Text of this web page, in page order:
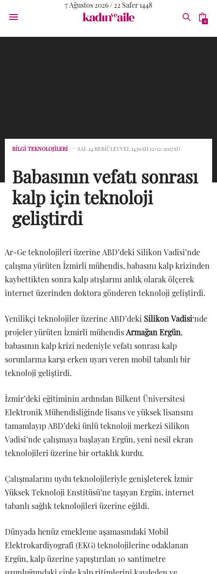
7 Ağustos 2026 / 22 Safer 1448
0
BILGI TEKNOLOJILERI SAL 24 REBIÜLEVVEL 1439AH 12-12-2017AD
Babasının vefatı sonrası
kalp için teknoloji
geliştirdi
Ar-Ge teknolojileri üzerine ABD’deki Silikon Vadisi’nde
çalışma yürüten İzmirli mühendis, babasını kalp krizinden
kaybettikten sonra kalp atışlarını anlık olarak ölçerek
internet üzerinden doktora gönderen teknoloji geliştirdi.
Yenilikçi teknolojiler üzerine ABD’deki Silikon Vadisi‘nde
projeler yürüten İzmirli mühendisArmağan Ergün,
babasının kalp krizi nedeniyle vefatı sonrası kalp
sorunlarına karşı erken uyarı veren mobil tabanlı bir
teknoloji geliştirdi.
İzmir’deki eğitiminin ardından Bilkent Üniversitesi
Elektronik Mühendisliğinde lisans ve yüksek lisansını
tamamlayıp ABD’deki ünlü teknoloji merkezi Silikon
Vadisi’nde çalışmaya başlayan Ergün, yeni nesil ekran
teknolojileri üzerine bir ortaklık kurdu.
Çalışmalarını uydu teknolojileriyle genişleterek İzmir
Yüksek Teknoloji Enstitüsü’ne taşıyan Ergün, internet
tabanlı sağlık teknolojileri üzerine eğildi.
Dünyada henüz emekleme aşamasındaki Mobil
Elektrokardiyografi (EKG) teknolojilerine odaklanan
Ergün, kalp üzerine yapıştırılan 10 santimetre